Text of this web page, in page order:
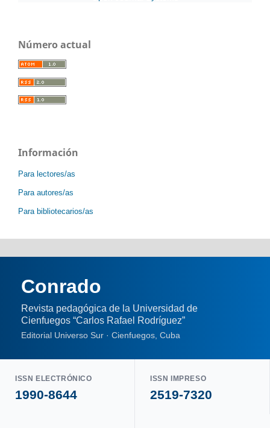
Número actual
Información
Para lectores/as
Para autores/as
Para bibliotecarios/as
Conrado
Revista pedagógica de la Universidad de
Cienfuegos “Carlos Rafael Rodríguez”
Editorial Universo Sur · Cienfuegos, Cuba
ISSN ELECTRÓNICO
1990-8644
ISSN IMPRESO
2519-7320